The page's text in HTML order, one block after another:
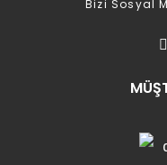
Bizi Sosyal